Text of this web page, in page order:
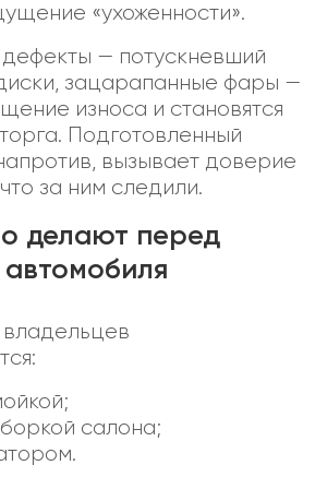
«ухоженности».
— потускневший
зацарапанные фары —
износа и становятся
Подготовленный
вызывает доверие
за ним следили.
делают перед
салона;